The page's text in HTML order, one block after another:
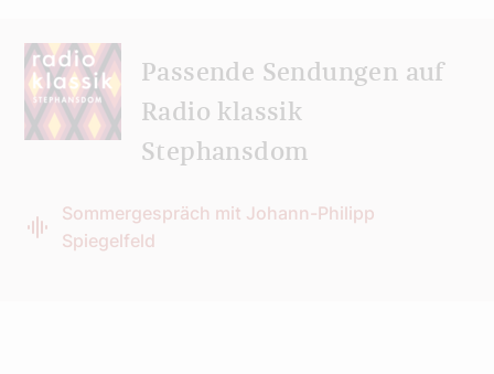
Passende Sendungen auf
Radio klassik
Stephansdom
Sommergespräch mit Johann-Philipp
Spiegelfeld